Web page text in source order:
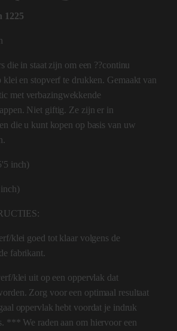
1225
die in staat zijn om een ??continu
klei en stopverf te drukken. Gemaakt van
met verbazingwekkende
Niet giftig. Ze zijn er in
die u kunt kopen op basis van uw
inch)
klei goed tot klaar volgens de
fabrikant.
klei uit op een oppervlak dat
Zorg voor een optimaal resultaat
oppervlak hebt voordat je indruk
*** We raden aan om hiervoor een